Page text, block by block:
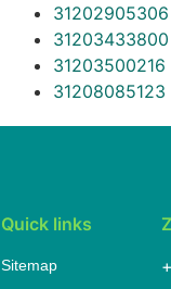
31202905306
31203433800
31203500216
31208085123
Quick links
Sitemap